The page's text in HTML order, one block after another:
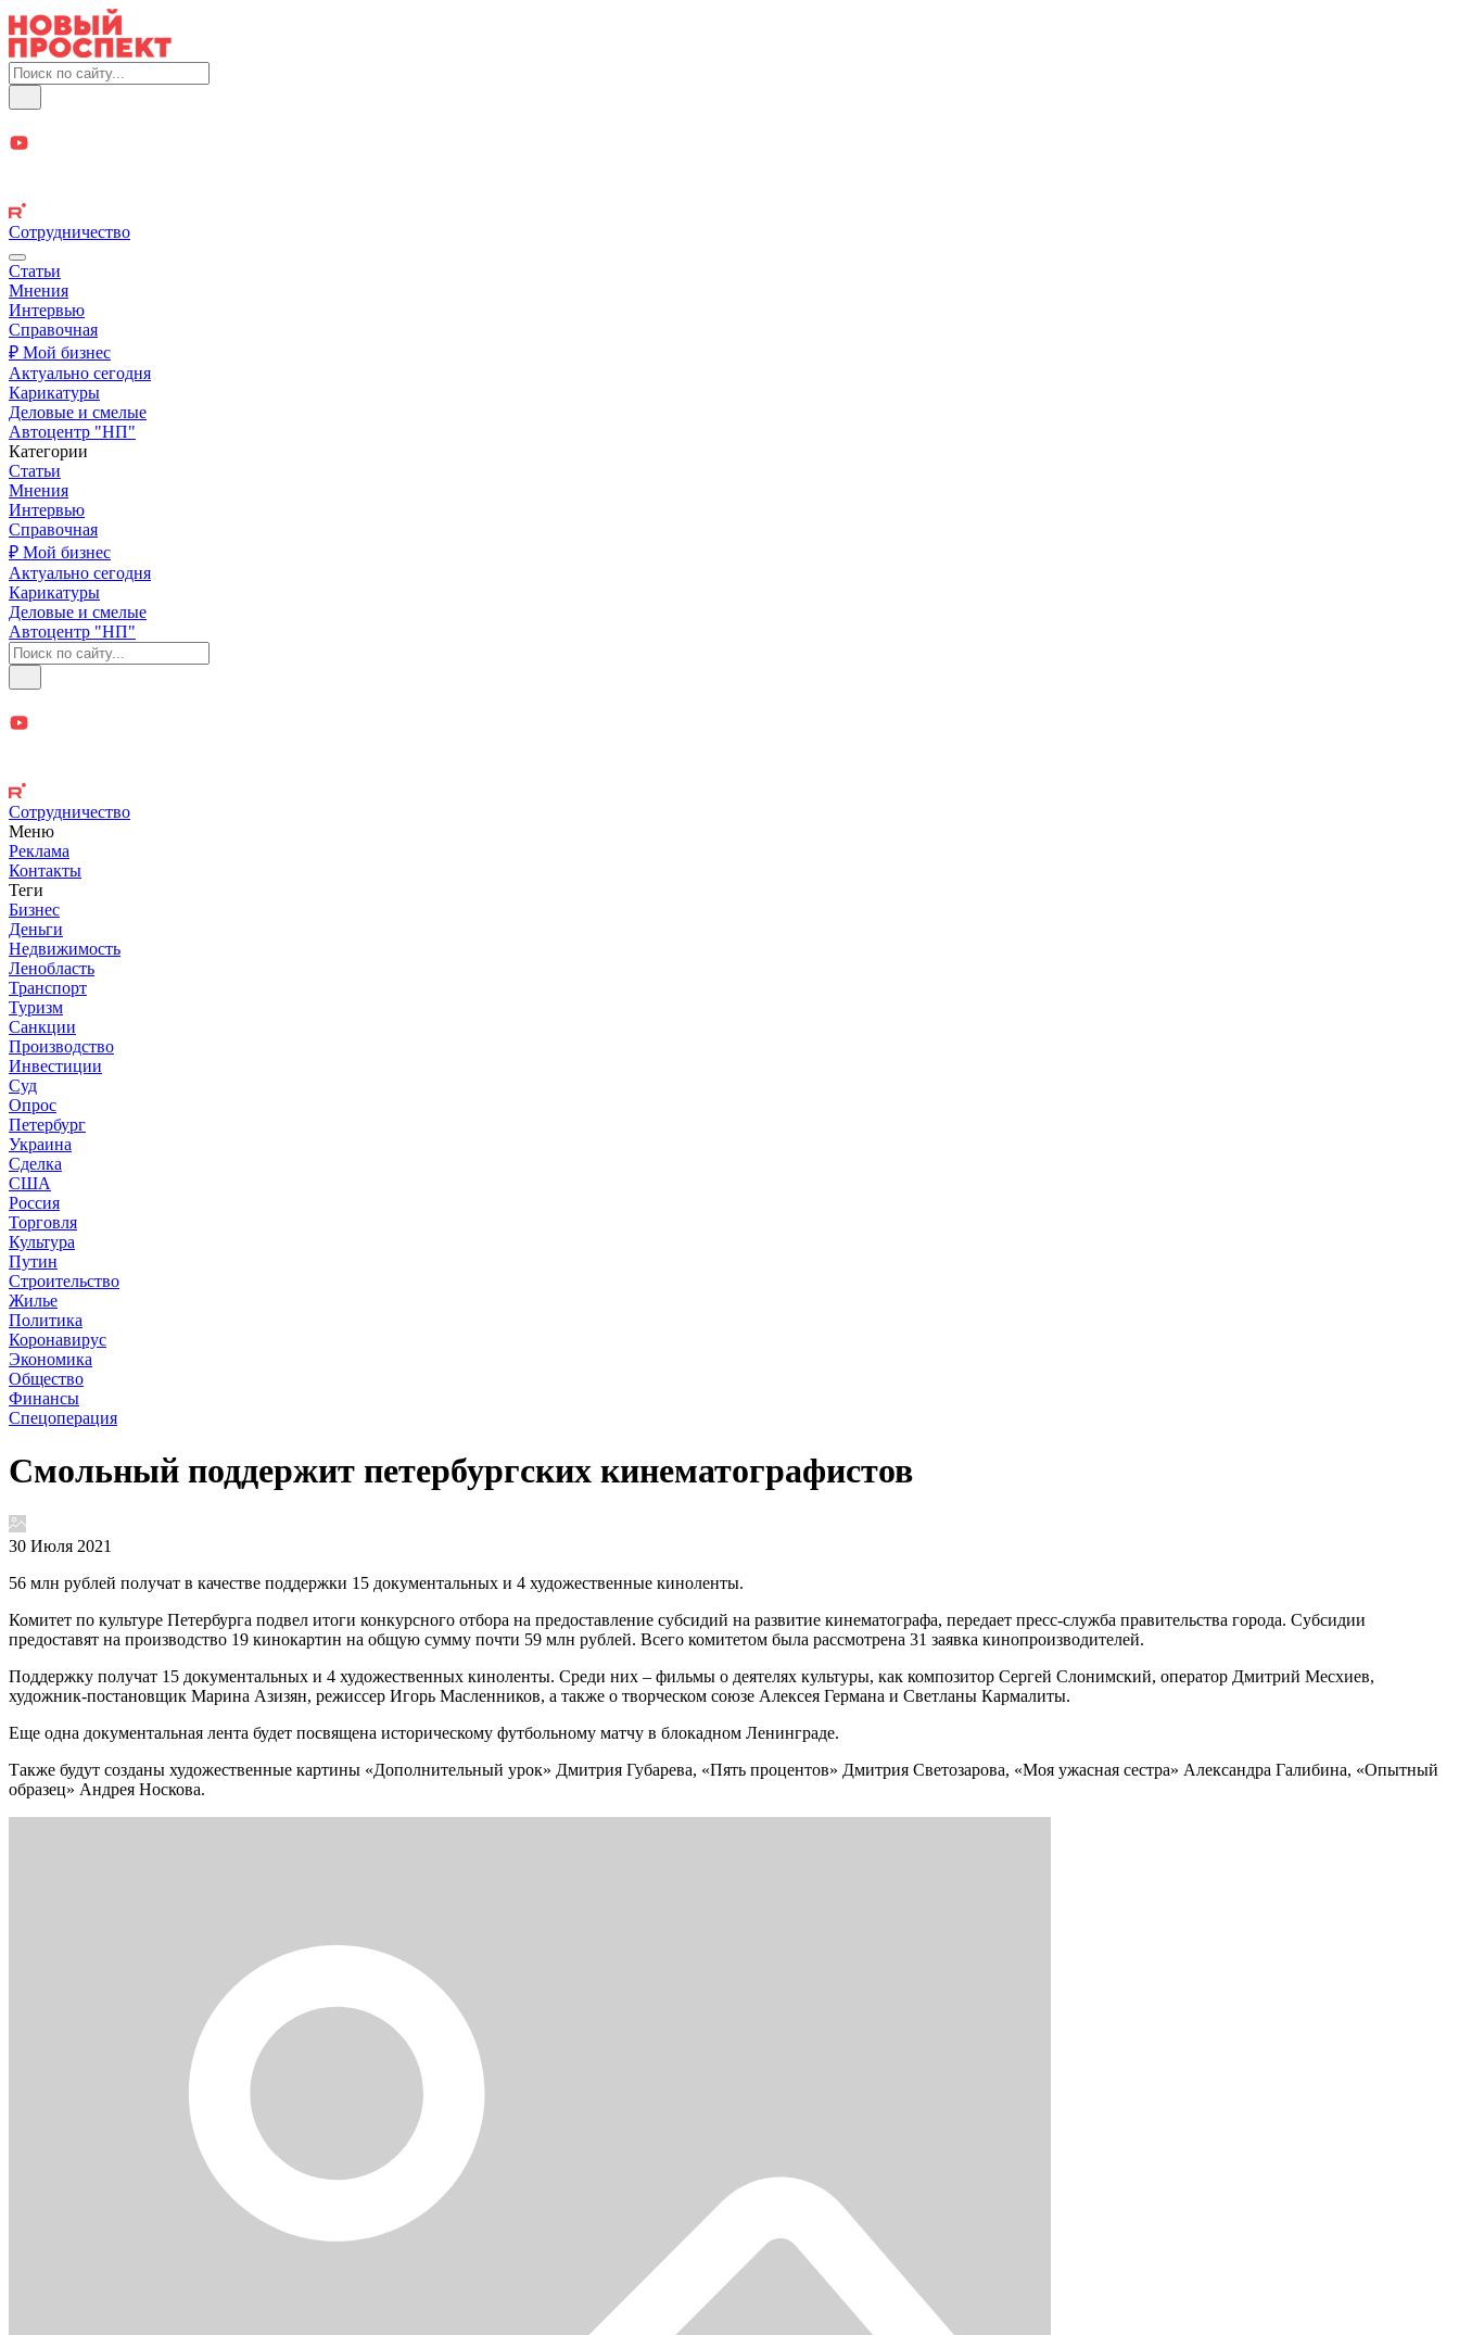
Сотрудничество
Статьи
Мнения
Интервью
Справочная
₽ Мой бизнес
Актуально сегодня
Карикатуры
Деловые и смелые
Автоцентр "НП"
Категории
Статьи
Мнения
Интервью
Справочная
₽ Мой бизнес
Актуально сегодня
Карикатуры
Деловые и смелые
Автоцентр "НП"
Сотрудничество
Меню
Реклама
Контакты
Теги
Бизнес
Деньги
Недвижимость
Ленобласть
Транспорт
Туризм
Санкции
Производство
Инвестиции
Суд
Опрос
Петербург
Украина
Сделка
США
Россия
Торговля
Культура
Путин
Строительство
Жилье
Политика
Коронавирус
Экономика
Общество
Финансы
Спецоперация
Смольный поддержит петербургских кинематографистов
30 Июля 2021
56 млн рублей получат в качестве поддержки 15 документальных и 4 художественные киноленты.
Комитет по культуре Петербурга подвел итоги конкурсного отбора на предоставление субсидий на развитие кинематографа, передает пресс-служба правительства города. Субсидии
предоставят на производство 19 кинокартин на общую сумму почти 59 млн рублей. Всего комитетом была рассмотрена 31 заявка кинопроизводителей.
Поддержку получат 15 документальных и 4 художественных киноленты. Среди них – фильмы о деятелях культуры, как композитор Сергей Слонимский, оператор Дмитрий Месхиев,
художник-постановщик Марина Азизян, режиссер Игорь Масленников, а также о творческом союзе Алексея Германа и Светланы Кармалиты.
Еще одна документальная лента будет посвящена историческому футбольному матчу в блокадном Ленинграде.
Также будут созданы художественные картины «Дополнительный урок» Дмитрия Губарева, «Пять процентов» Дмитрия Светозарова, «Моя ужасная сестра» Александра Галибина, «Опытный
образец» Андрея Носкова.